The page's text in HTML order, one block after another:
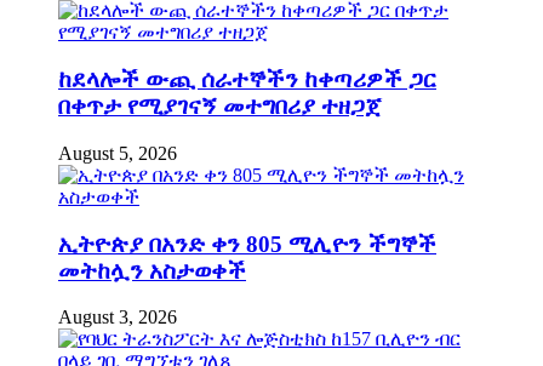
ከደላሎች ውጪ ሰራተኞችን ከቀጣሪዎች ጋር
በቀጥታ የሚያገናኝ መተግበሪያ ተዘጋጀ
August 5, 2026
ኢትዮጵያ በአንድ ቀን 805 ሚሊዮን ችግኞች
መትከሏን አስታወቀች
August 3, 2026